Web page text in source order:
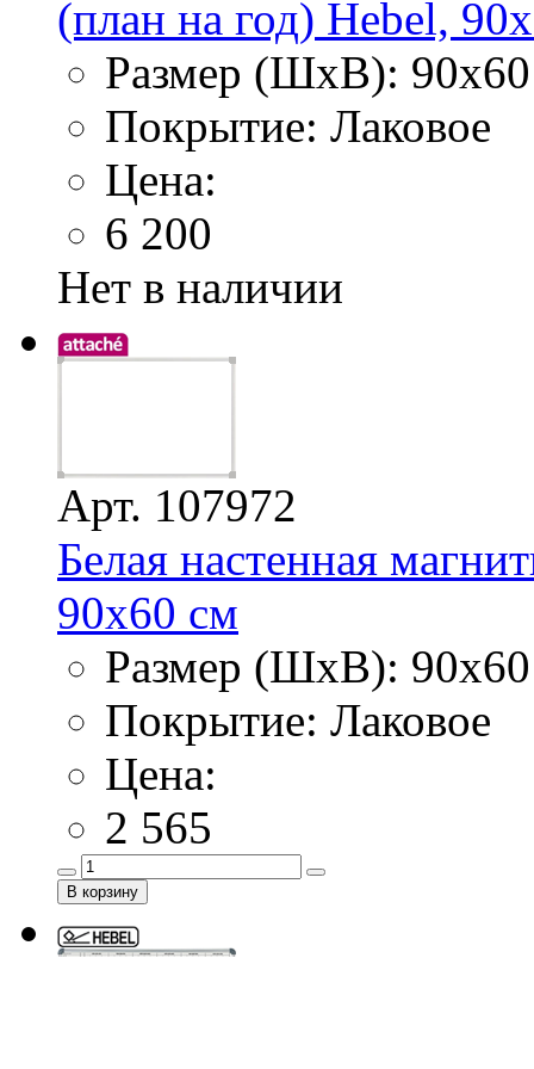
(план на год) Hebel,
Размер (ШхВ):
Покрытие: Лаковое
Цена:
6 200
Нет в наличии
Арт. 107972
Белая настенная
90х60 см
Размер (ШхВ):
Покрытие: Лаковое
Цена:
2 565